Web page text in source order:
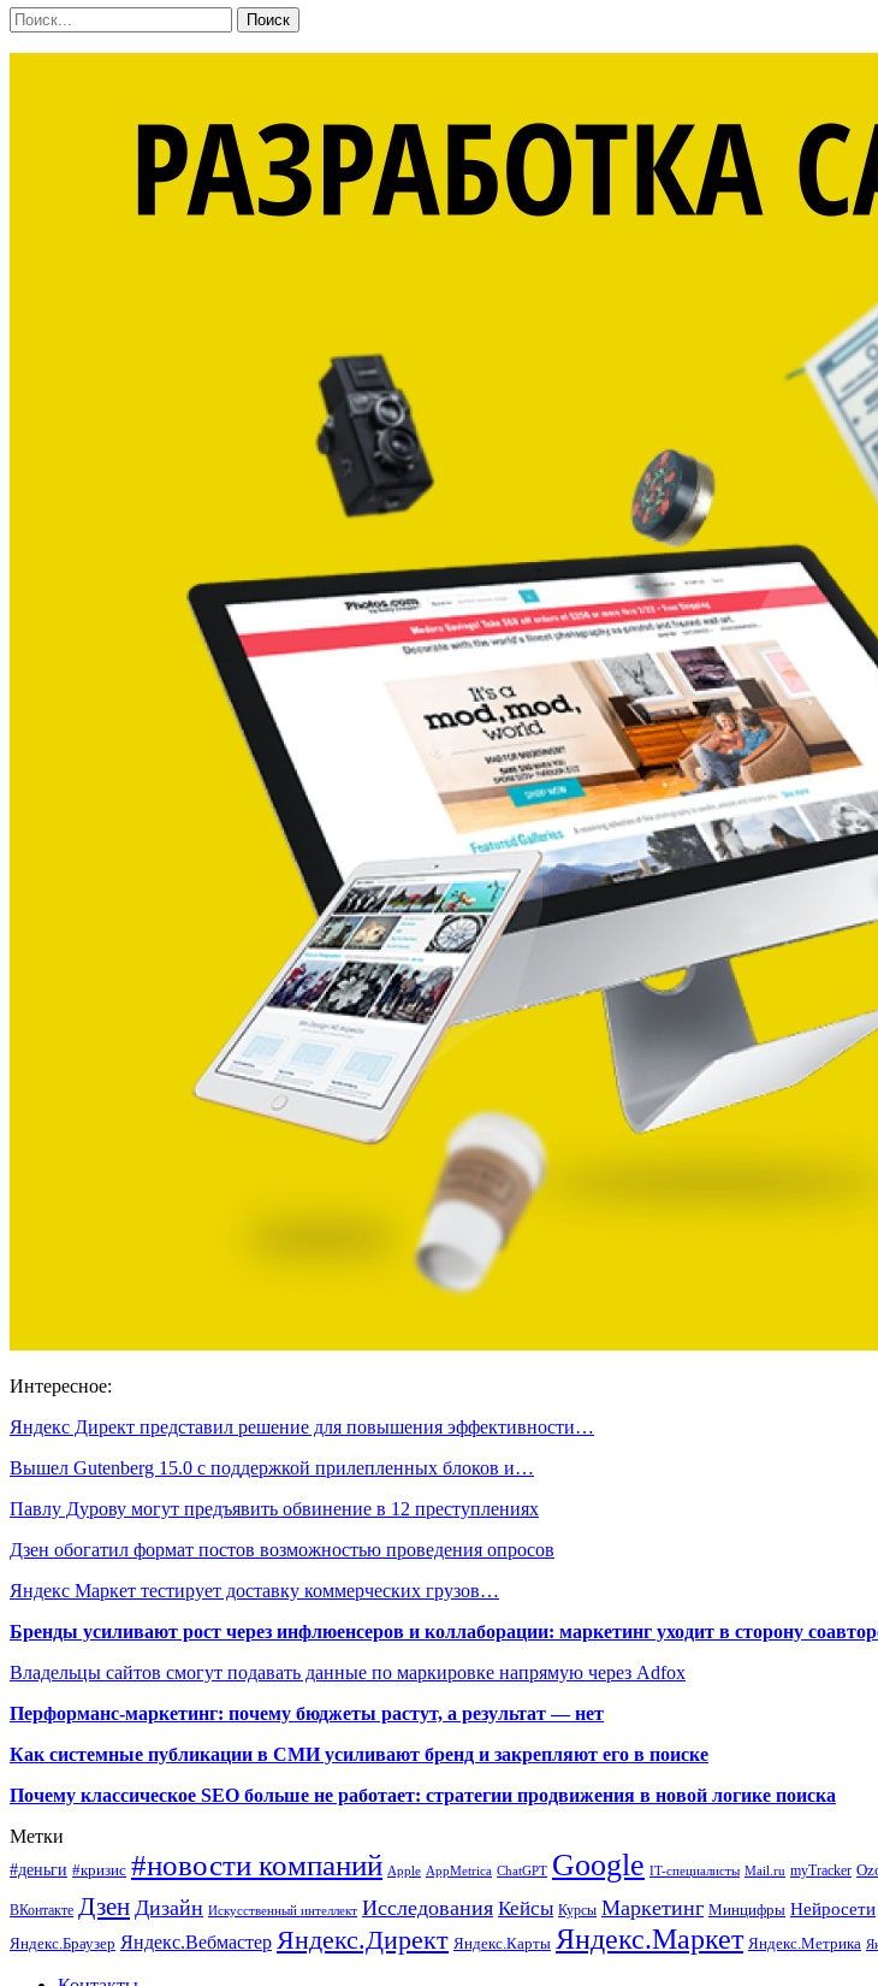
Интересное:
Яндекс Директ представил решение для повышения эффективности…
Вышел Gutenberg 15.0 с поддержкой прилепленных блоков и…
Павлу Дурову могут предъявить обвинение в 12 преступлениях
Дзен обогатил формат постов возможностью проведения опросов
Яндекс Маркет тестирует доставку коммерческих грузов…
Бренды усиливают рост через инфлюенсеров и коллаборации: маркетинг уходит в сторону
Владельцы сайтов смогут подавать данные по маркировке напрямую через Adfox
Перформанс-маркетинг: почему бюджеты растут, а результат — нет
Как системные публикации в СМИ усиливают бренд и закрепляют его в поиске
Почему классическое SEO больше не работает: стратегии продвижения в новой логике поиска
Метки
#деньги #кризис #новости компаний Apple AppMetrica ChatGPT Google IT-специалисты Mail.ru myTracker
ВКонтакте Дзен Дизайн Искусственный интеллект Исследования Кейсы Курсы Маркетинг Минцифры Нейросети
Яндекс.Браузер Яндекс.Вебмастер Яндекс.Директ Яндекс.Карты Яндекс.Маркет Яндекс.Метрика